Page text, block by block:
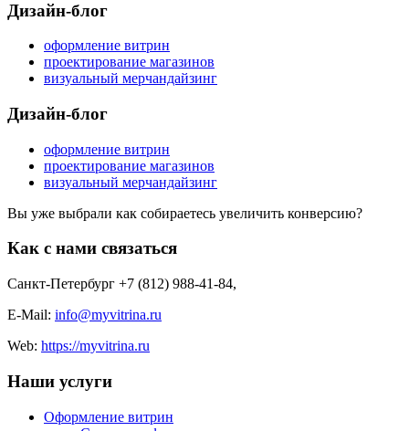
Дизайн-блог
оформление витрин
проектирование магазинов
визуальный мерчандайзинг
Дизайн-блог
оформление витрин
проектирование магазинов
визуальный мерчандайзинг
Вы уже выбрали как собираетесь увеличить конверсию?
Как с нами связаться
Санкт-Петербург +7 (812) 988-41-84,
E-Mail: info@myvitrina.ru
Web: https://myvitrina.ru
Наши услуги
Оформление витрин